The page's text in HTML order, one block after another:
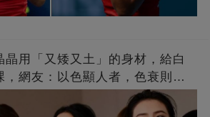
晶用「又矮又土」的身材，給白
，網友：以色顯人者，色衰則愛